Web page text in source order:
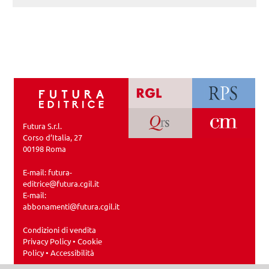
Futura S.r.l.
Corso d’Italia, 27
00198 Roma
E-mail: futura-
editrice@futura.cgil.it
E-mail:
abbonamenti@futura.cgil.it
Condizioni di vendita
Privacy Policy•Cookie
Policy•Accessibilità